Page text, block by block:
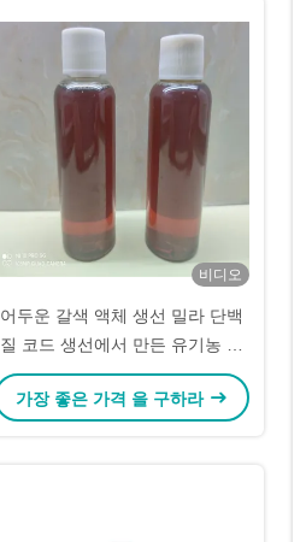
비디오
어두운 갈색 액체 생선 밀라 단백
질 코드 생선에서 만든 유기농 비
료
가장 좋은 가격 을 구하라